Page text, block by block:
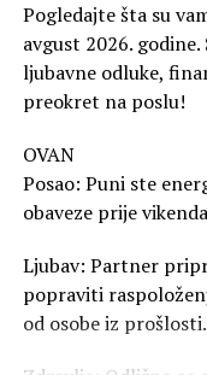
Pogledajte šta su
avgust 2026.
ljubavne odluke,
preokret na poslu!
OVAN
Posao: Puni ste
obaveze prije
Ljubav: Partner
popraviti
od osobe iz prošlosti.